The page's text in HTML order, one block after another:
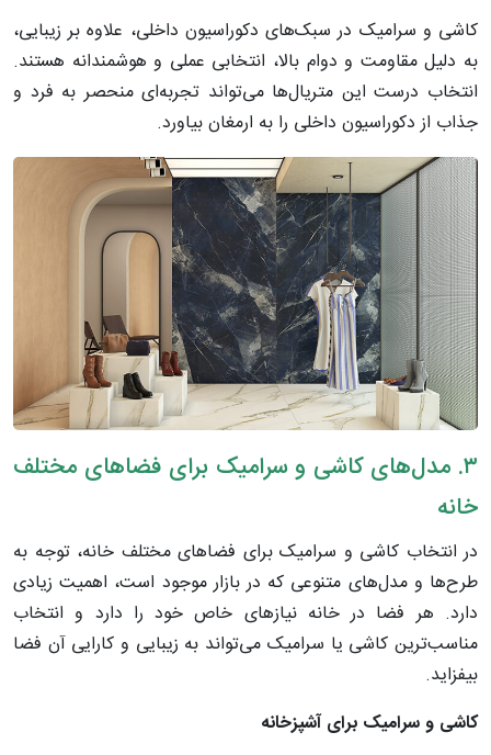
کاشی و سرامیک در سبک‌های دکوراسیون داخلی، علاوه بر زیبایی،
به دلیل مقاومت و دوام بالا، انتخابی عملی و هوشمندانه هستند.
انتخاب درست این متریال‌ها می‌تواند تجربه‌ای منحصر به فرد و
جذاب از دکوراسیون داخلی را به ارمغان بیاورد.
۳. مدل‌های کاشی و سرامیک برای فضاهای مختلف
خانه
در انتخاب کاشی و سرامیک برای فضاهای مختلف خانه، توجه به
طرح‌ها و مدل‌های متنوعی که در بازار موجود است، اهمیت زیادی
دارد. هر فضا در خانه نیازهای خاص خود را دارد و انتخاب
مناسب‌ترین کاشی یا سرامیک می‌تواند به زیبایی و کارایی آن فضا
بیفزاید.
کاشی وسرامیک برای آشپزخانه